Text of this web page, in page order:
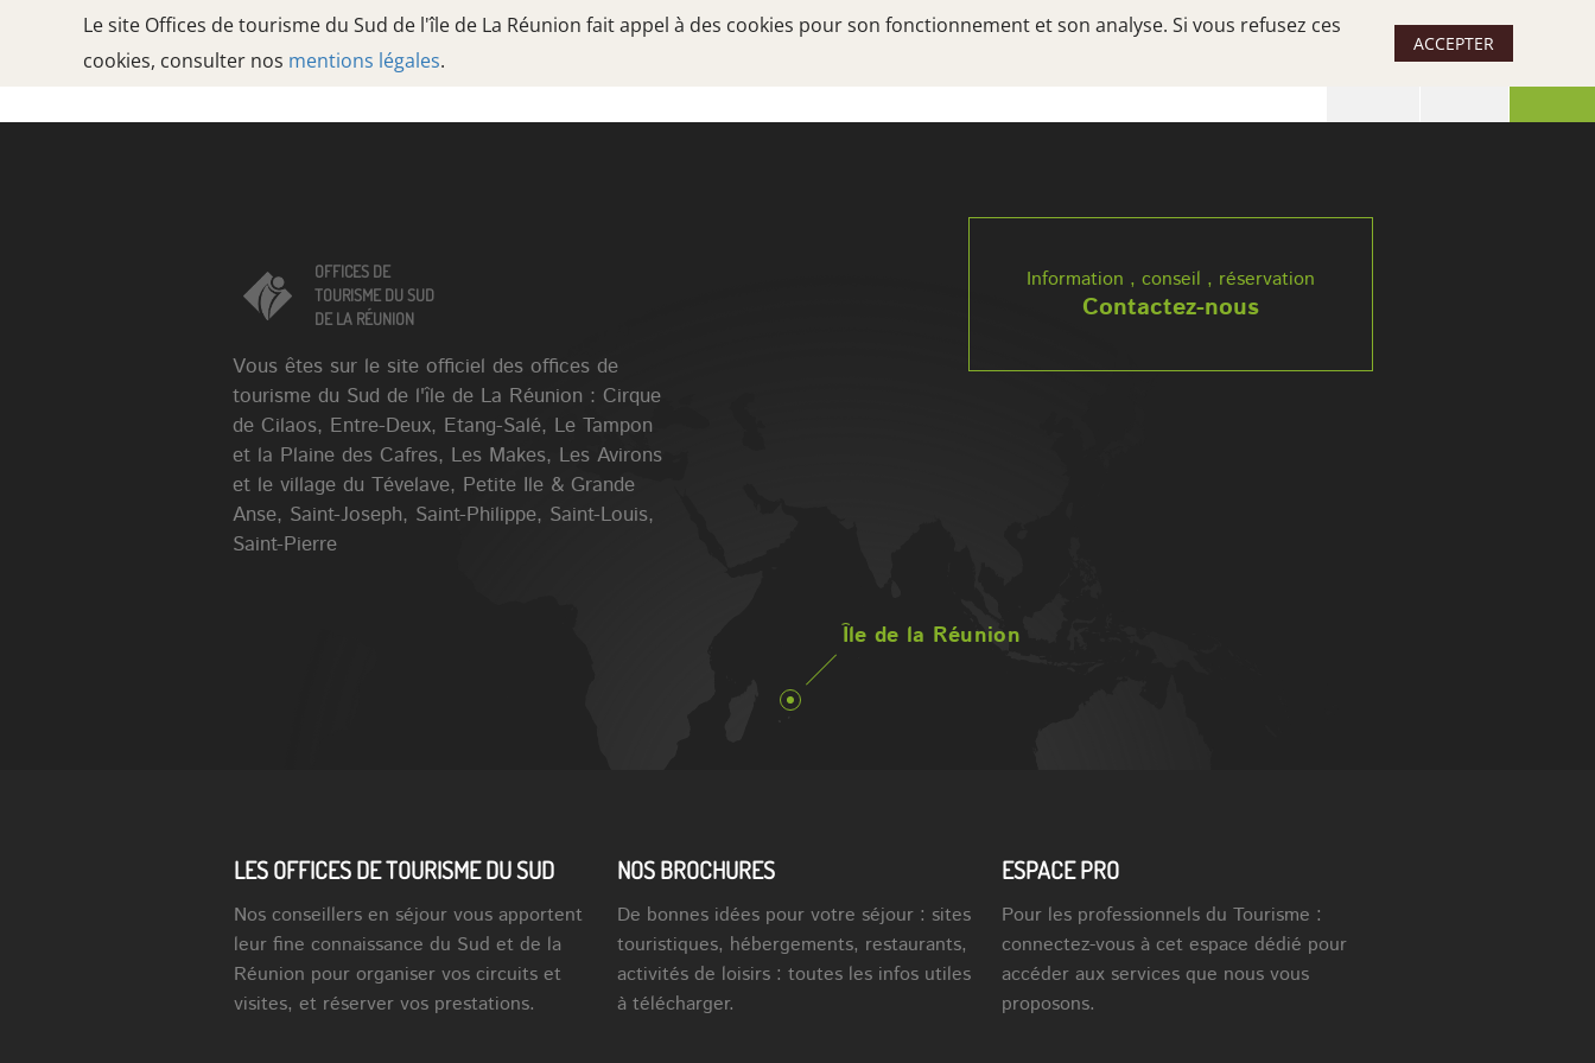
Le site Offices de tourisme du Sud de l'île de La Réunion fait appel à des cookies pour son fonctionnement et son analyse. Si vous refusez ces
cookies, consulter nos mentions légales.
ACCEPTER
OFFICES DE
Île de la Réunion
Information , conseil , réservation
Contactez-nous
OFFICES DE
TOURISME DU SUD
DE LA RÉUNION
Vous êtes sur le site officiel des offices de
tourisme du Sud de l'île de La Réunion : Cirque
de Cilaos, Entre-Deux, Etang-Salé, Le Tampon
et la Plaine des Cafres, Les Makes, Les Avirons
et le village du Tévelave, Petite Ile & Grande
Anse, Saint-Joseph, Saint-Philippe, Saint-Louis,
Saint-Pierre
LES OFFICES DE TOURISME DU SUD
Nos conseillers en séjour vous apportent
leur fine connaissance du Sud et de la
Réunion pour organiser vos circuits et
visites, et réserver vos prestations.
NOS BROCHURES
De bonnes idées pour votre séjour : sites
touristiques, hébergements, restaurants,
activités de loisirs : toutes les infos utiles
à télécharger.
ESPACE PRO
Pour les professionnels du Tourisme :
connectez-vous à cet espace dédié pour
accéder aux services que nous vous
proposons.